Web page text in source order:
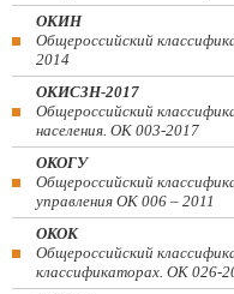
ОКИН
Общероссийский
2014
ОКИСЗН-2017
Общероссийский
населения. ОК 003-2017
ОКОГУ
Общероссийский
управления ОК 006 – 2011
ОКОК
Общероссийский
классификаторах. ОК 026-